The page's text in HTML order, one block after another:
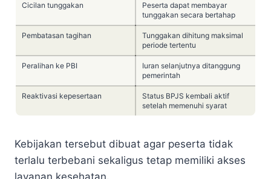
Cicilan tunggakan
Peserta dapat membayar
tunggakan secara bertahap
Pembatasan tagihan
Tunggakan dihitung maksimal
periode tertentu
Peralihan ke PBI
Iuran selanjutnya ditanggung
pemerintah
Reaktivasi kepesertaan
Status BPJS kembali aktif
setelah memenuhi syarat
Kebijakan tersebut dibuat agar peserta tidak
terlalu terbebani sekaligus tetap memiliki akses